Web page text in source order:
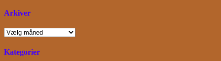
Arkiver
Arkiver
Kategorier